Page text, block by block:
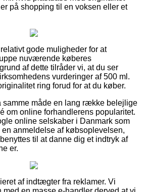
på shopping til en voksen eller et
gode muligheder for at
nuværende køberes
af dette tilråder vi, at du ser
vurderinger af 500 ml.
ring forud for at du køber.
samme måde en lang række belejlige
om online forhandlerens popularitet.
online selskaber i Danmark som
anmeldelse af købsoplevelsen,
til at danne dig et indtryk af
er.
af indtægter fra reklamer. Vi